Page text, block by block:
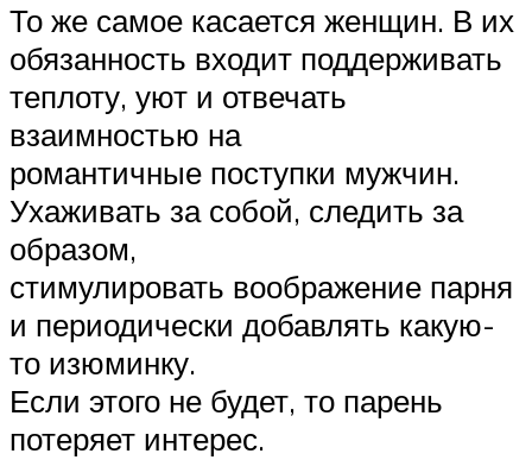
То же самое касается женщин. В их
обязанность входит поддерживать
теплоту, уют и отвечать
взаимностью на
романтичные поступки мужчин.
Ухаживать за собой, следить за
образом,
стимулировать воображение парня
и периодически добавлять какую-
то изюминку.
Если этого не будет, то парень
потеряет интерес.